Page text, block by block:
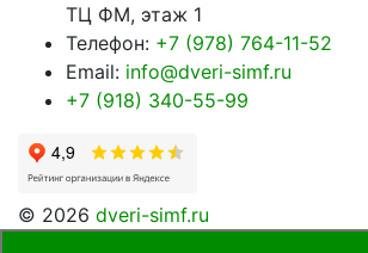
ТЦ ФМ, этаж 1
Телефон: +7 (978) 764-11-52
Email: info@dveri-simf.ru
+7 (918) 340-55-99
© 2026 dveri-simf.ru